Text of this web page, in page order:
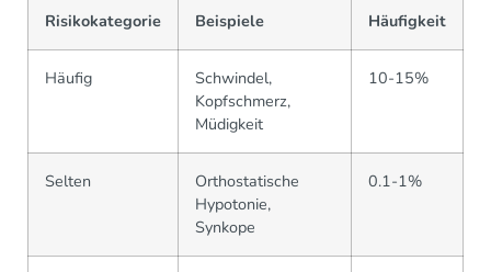
Risikokategorie Beispiele Häufigkeit
Häufig
Schwindel,
Kopfschmerz,
Müdigkeit
10-15%
Selten
Orthostatische
Hypotonie,
Synkope
0.1-1%